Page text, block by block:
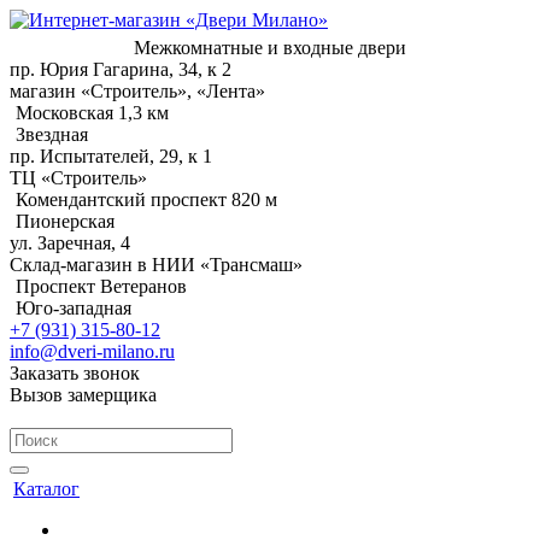
Межкомнатные и входные двери
пр. Юрия Гагарина, 34, к 2
магазин «Строитель», «Лента»
Московская 1,3 км
Звездная
пр. Испытателей, 29, к 1
ТЦ «Строитель»
Комендантский проспект 820 м
Пионерская
ул. Заречная, 4
Склад-магазин в НИИ «Трансмаш»
Проспект Ветеранов
Юго-западная
+7 (931) 315-80-12
info@dveri-milano.ru
Заказать звонок
Вызов замерщика
Каталог